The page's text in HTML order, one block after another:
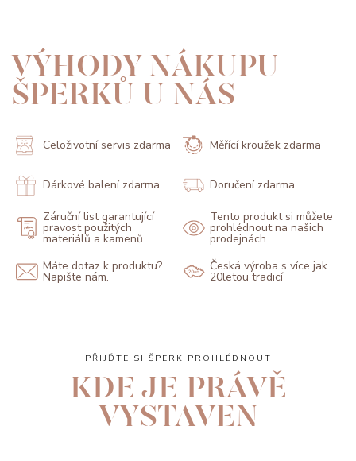
VÝHODY NÁKUPU
ŠPERKŮ U NÁS
Celoživotní servis zdarma Měřící kroužek zdarma
Dárkové balení zdarma Doručení zdarma
Záruční list garantující
pravost použitých
materiálů a kamenů
Tento produkt si můžete
prohlédnout na našich
prodejnách.
Máte dotaz k produktu?
Napište nám.
Česká výroba s více jak
20letou tradicí
PŘIJĎTE SI ŠPERK PROHLÉDNOUT
KDE JE PRÁVĚ
VYSTAVEN